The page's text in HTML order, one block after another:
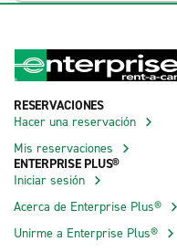
RESERVACIONES
Hacer una reservación
Mis reservaciones
ENTERPRISE PLUS®
Iniciar sesión
Acerca de Enterprise Plus®
Unirme a Enterprise Plus®